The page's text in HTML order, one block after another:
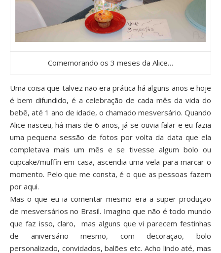
Comemorando os 3 meses da Alice…
Uma coisa que talvez não era prática há alguns anos e hoje
é bem difundido, é a celebração de cada mês da vida do
bebê, até 1 ano de idade, o chamado mesversário. Quando
Alice nasceu, há mais de 6 anos, já se ouvia falar e eu fazia
uma pequena sessão de fotos por volta da data que ela
completava mais um mês e se tivesse algum bolo ou
cupcake/muffin em casa, ascendia uma vela para marcar o
momento. Pelo que me consta, é o que as pessoas fazem
por aqui.
Mas o que eu ia comentar mesmo era a super-produção
de mesversários no Brasil. Imagino que não é todo mundo
que faz isso, claro, mas alguns que vi parecem festinhas
de aniversário mesmo, com decoração, bolo
personalizado, convidados, balões etc. Acho lindo até, mas